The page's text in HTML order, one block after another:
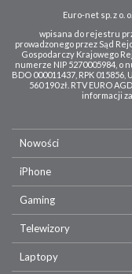
Euro-net sp. z o.
wpisana do rejestru
prowadzonego przez Sąd
Gospodarczy Krajowego
numerze NIP 5270005984, o
BDO 000011437, RPK
560 190 zł. RTV EURO
informacji
Nowości
iPhone
Gaming
Telewizory
Laptopy